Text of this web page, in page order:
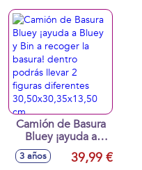
diferentes ¡tiene el
armario más glam!
Camión de Basura
Bluey ¡ayuda a
Bluey y Bin a
recoger la basura!
3 años 39,99 €